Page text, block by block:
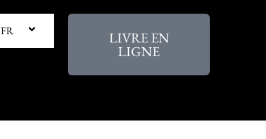
FR LIVRE EN
LIGNE